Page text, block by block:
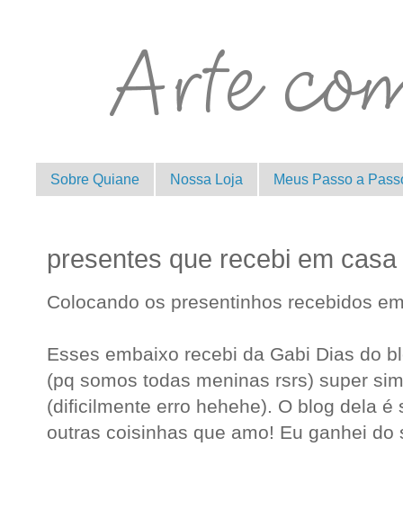
Sobre Quiane Nossa Loja Meus Passo a
presentes que recebi em casa
Colocando os presentinhos recebidos
Esses embaixo recebi da Gabi Dias do
(pq somos todas meninas rsrs) super
(dificilmente erro hehehe). O blog dela
outras coisinhas que amo! Eu ganhei